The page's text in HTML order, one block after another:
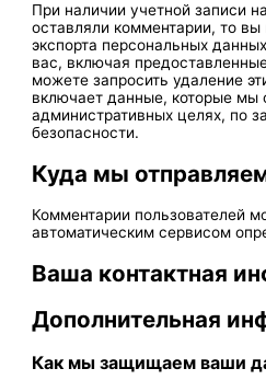
При наличии учетной записи
оставляли комментарии, то
экспорта персональных
вас, включая
можете запросить удаление
включает данные, которые мы
административных целях, по
безопасности.
Куда мы
Комментарии пользователей
автоматическим сервисом
Ваша контактная
Дополнительная
Как мы защищаем ваши